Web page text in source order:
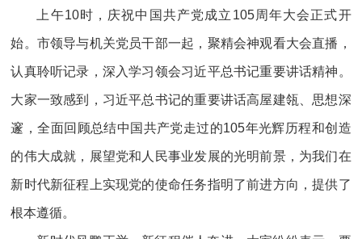
上午10时，庆祝中国共产党成立105周年大会正式开
始。市领导与机关党员干部一起，聚精会神观看大会直播，
认真聆听记录，深入学习领会习近平总书记重要讲话精神。
大家一致感到，习近平总书记的重要讲话高屋建瓴、思想深
邃，全面回顾总结中国共产党走过的105年光辉历程和创造
的伟大成就，展望党和人民事业发展的光明前景，为我们在
新时代新征程上实现党的使命任务指明了前进方向，提供了
根本遵循。